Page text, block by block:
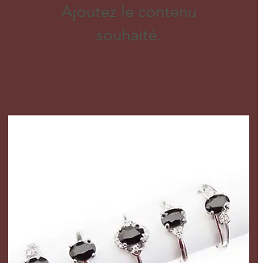
Ajoutez le contenu
souhaité.